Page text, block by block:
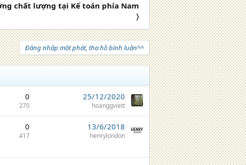
chất lượng tại Kế toán phía Nam
〉
Đăng nhập một phát, tha hồ bình luận^^
0
270
25/12/2020
hoanggviett
0
417
13/6/2018
henrylondon